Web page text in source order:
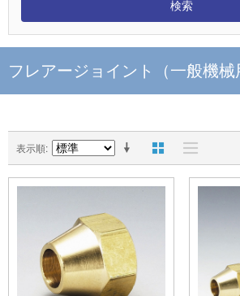
フレアージョイント（一般機械
表示順